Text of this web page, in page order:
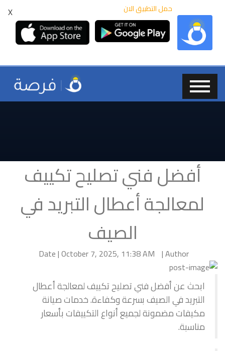
X حمل التطبيق الان
أفضل فني تصليح تكييف
لمعالجة أعطال التبريد في
الصيف
Author |
Date | October 7, 2025, 11:38 AM
ابحث عن أفضل فني تصليح تكييف لمعالجة أعطال
التبريد في الصيف بسرعة وكفاءة. خدمات صيانة
مكيفات مضمونة لجميع أنواع التكييفات بأسعار
مناسبة.